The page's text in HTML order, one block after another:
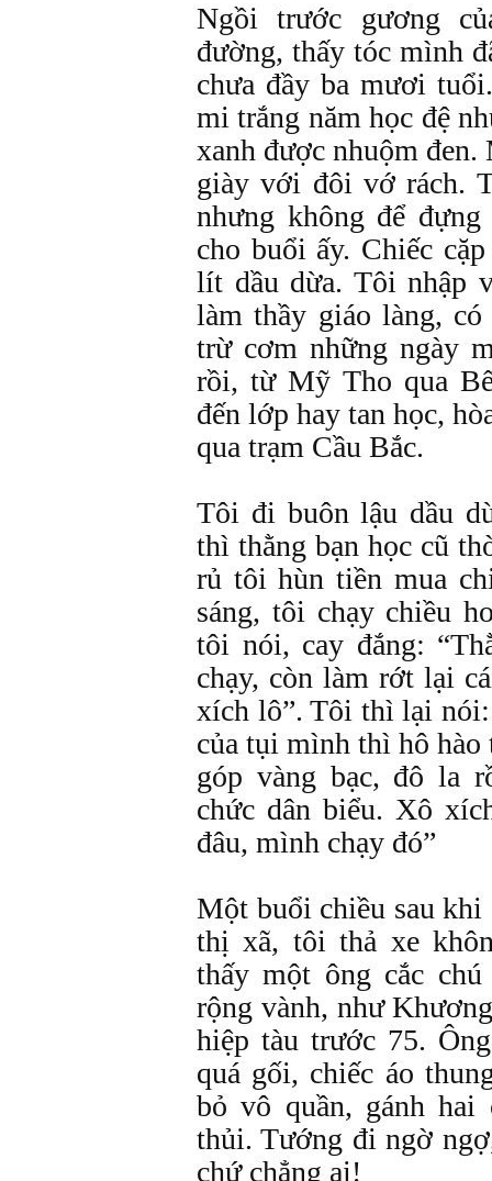
Ngồi trước gương
đường, thấy tóc mình
chưa đầy ba mươi
mi trắng năm học đệ
xanh được nhuộm đen.
giày với đôi vớ rách.
nhưng không để
cho buổi ấy. Chiếc
lít dầu dừa. Tôi nhập
làm thầy giáo làng,
trừ cơm những ngày
rồi, từ Mỹ Tho qua
đến lớp hay tan học,
qua trạm Cầu Bắc.
Tôi đi buôn lậu dầu
thì thằng bạn học cũ
rủ tôi hùn tiền mua
sáng, tôi chạy chiều
tôi nói, cay đắng:
chạy, còn làm rớt lại
xích lô”. Tôi thì lại
của tụi mình thì hô
góp vàng bạc, đô la
chức dân biểu. Xô
đâu, mình chạy đó”
Một buổi chiều sau khi
thị xã, tôi thả xe
thấy một ông cắc
rộng vành, như
hiệp tàu trước 75.
quá gối, chiếc áo
bỏ vô quần, gánh
thủi. Tướng đi ngờ
chứ chẳng ai!